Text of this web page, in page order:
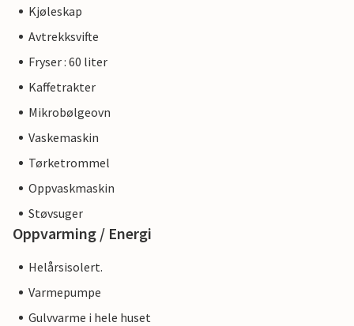
Kjøleskap
Avtrekksvifte
Fryser : 60 liter
Kaffetrakter
Mikrobølgeovn
Vaskemaskin
Tørketrommel
Oppvaskmaskin
Støvsuger
Oppvarming / Energi
Helårsisolert.
Varmepumpe
Gulvvarme i hele huset